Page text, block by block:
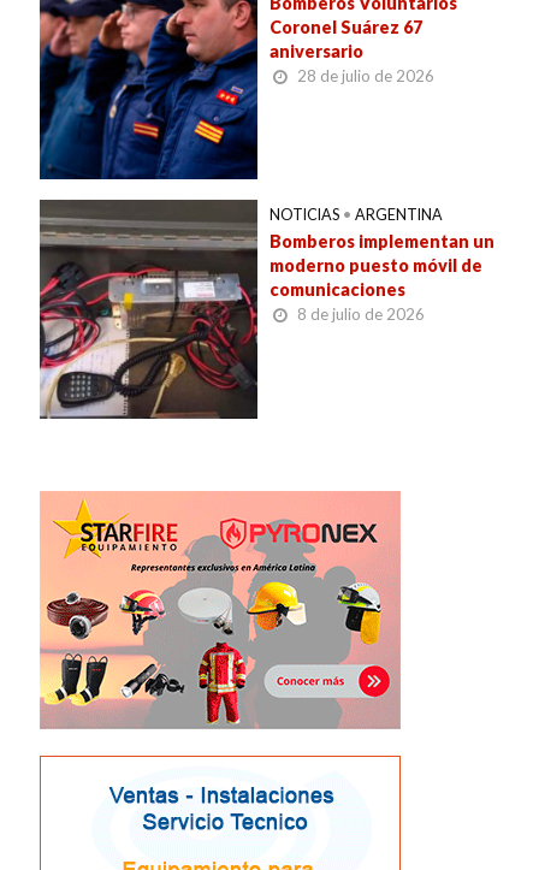
Coronel Suárez 67
aniversario
28 de julio de 2026
NOTICIAS • ARGENTINA
Bomberos implementan un
moderno puesto móvil de
comunicaciones
8 de julio de 2026